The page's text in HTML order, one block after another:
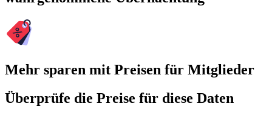
Mehr sparen mit Preisen für Mitglieder
Überprüfe die Preise für diese Daten